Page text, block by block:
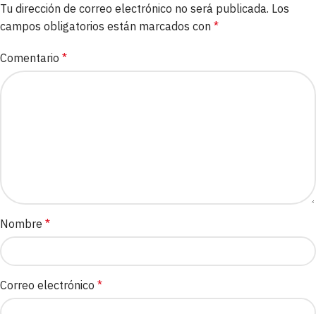
Tu dirección de correo electrónico no será publicada. Los
campos obligatorios están marcados con *
Comentario *
Nombre *
Correo electrónico *